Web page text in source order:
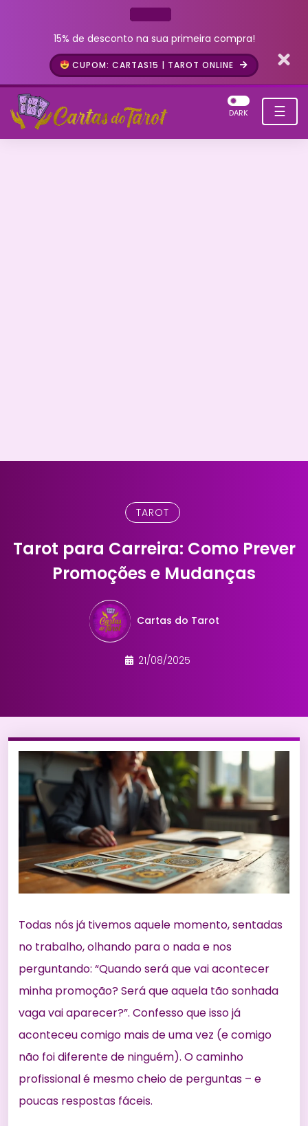
15% de desconto na sua primeira compra!
CUPOM: CARTAS15 | TAROT ONLINE
☰
DARK
TAROT
Tarot para Carreira: Como Prever
Promoções e Mudanças
Cartas do Tarot
21/08/2025
Todas nós já tivemos aquele momento, sentadas
no trabalho, olhando para o nada e nos
perguntando: “Quando será que vai acontecer
minha promoção? Será que aquela tão sonhada
vaga vai aparecer?”. Confesso que isso já
aconteceu comigo mais de uma vez (e comigo
não foi diferente de ninguém). O caminho
profissional é mesmo cheio de perguntas – e
poucas respostas fáceis.